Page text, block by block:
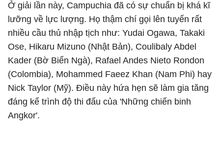
Ở giải lần này, Campuchia đã có sự chuẩn bị khá kĩ
lưỡng về lực lượng. Họ thậm chí gọi lên tuyển rất
nhiều cầu thủ nhập tịch như: Yudai Ogawa, Takaki
Ose, Hikaru Mizuno (Nhật Bản), Coulibaly Abdel
Kader (Bờ Biển Ngà), Rafael Andes Nieto Rondon
(Colombia), Mohammed Faeez Khan (Nam Phi) hay
Nick Taylor (Mỹ). Điều này hứa hẹn sẽ làm gia tăng
đáng kể trình độ thi đấu của 'Những chiến binh
Angkor'.